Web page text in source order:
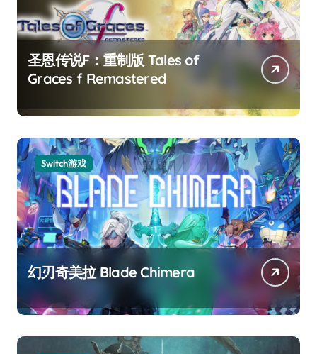
圣恩传说F：重制版 Tales of
Graces f Remastered
Switch游戏
幻刃奇美拉 Blade Chimera